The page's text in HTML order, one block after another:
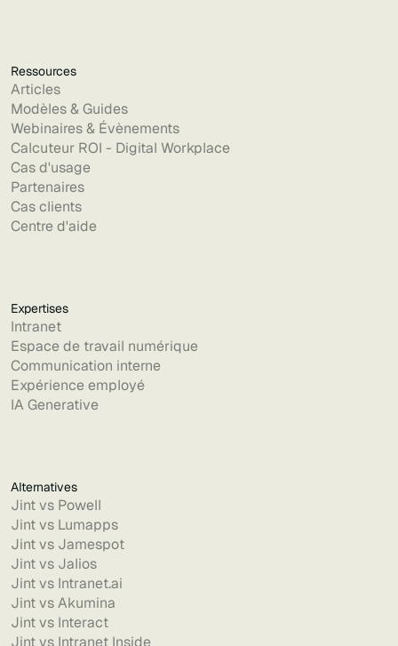
Ressources
Articles
Modèles & Guides
Webinaires & Évènements
Calcuteur ROI - Digital Workplace
Cas d'usage
Partenaires
Cas clients
Centre d'aide
Expertises
Intranet
Espace de travail numérique
Communication interne
Expérience employé
IA Generative
Alternatives
Jint vs Powell
Jint vs Lumapps
Jint vs Jamespot
Jint vs Jalios
Jint vs Intranet.ai
Jint vs Akumina
Jint vs Interact
Jint vs Intranet Inside